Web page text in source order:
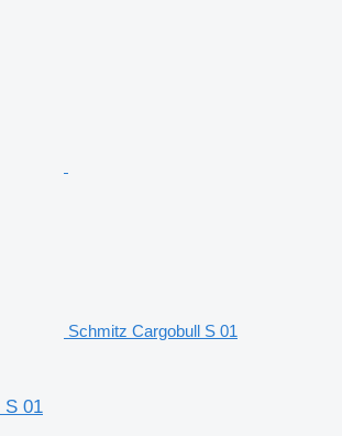
Schmitz Cargobull S 01
S 01